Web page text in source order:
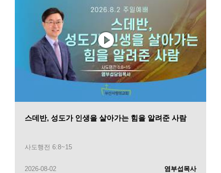
스데반, 성도가 인생을 살아가는 힘을 알려준 사람
사도행전 6:8~15
2026-08-02 염부섭목사